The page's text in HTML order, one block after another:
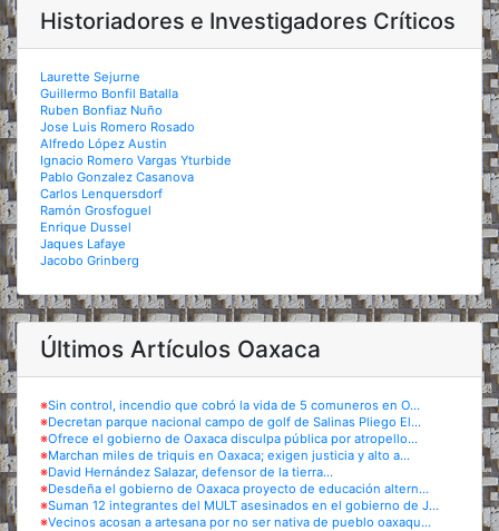
Historiadores e Investigadores Críticos
Laurette Sejurne
Guillermo Bonfil Batalla
Ruben Bonfiaz Nuño
Jose Luis Romero Rosado
Alfredo López Austin
Ignacio Romero Vargas Yturbide
Pablo Gonzalez Casanova
Carlos Lenquersdorf
Ramón Grosfoguel
Enrique Dussel
Jaques Lafaye
Jacobo Grinberg
Últimos Artículos Oaxaca
※Sin control, incendio que cobró la vida de 5 comuneros en O...
※Decretan parque nacional campo de golf de Salinas Pliego El...
※Ofrece el gobierno de Oaxaca disculpa pública por atropello...
※Marchan miles de triquis en Oaxaca; exigen justicia y alto a...
※David Hernández Salazar, defensor de la tierra...
※Desdeña el gobierno de Oaxaca proyecto de educación altern...
※Suman 12 integrantes del MULT asesinados en el gobierno de J...
※Vecinos acosan a artesana por no ser nativa de pueblo oaxaqu...